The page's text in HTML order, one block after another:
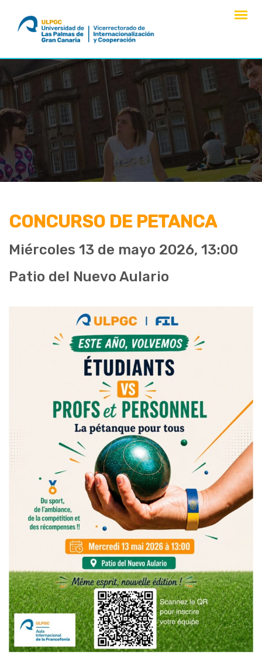
CONCURSO DE PETANCA
Miércoles 13 de mayo 2026, 13:00
Patio del Nuevo Aulario